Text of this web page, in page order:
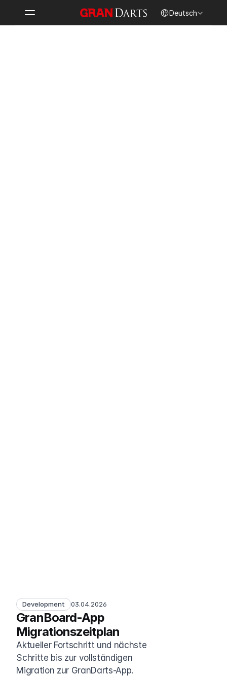
Deutsch
Development 03.04.2026
GranBoard-App
Migrationszeitplan
Aktueller Fortschritt und nächste
Schritte bis zur vollständigen
Migration zur GranDarts-App.